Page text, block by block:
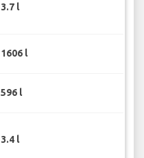
3.7 l
1606 l
596 l
3.4 l